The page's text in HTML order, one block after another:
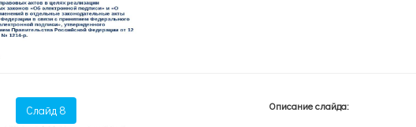
Слайд 8 Описание слайда: